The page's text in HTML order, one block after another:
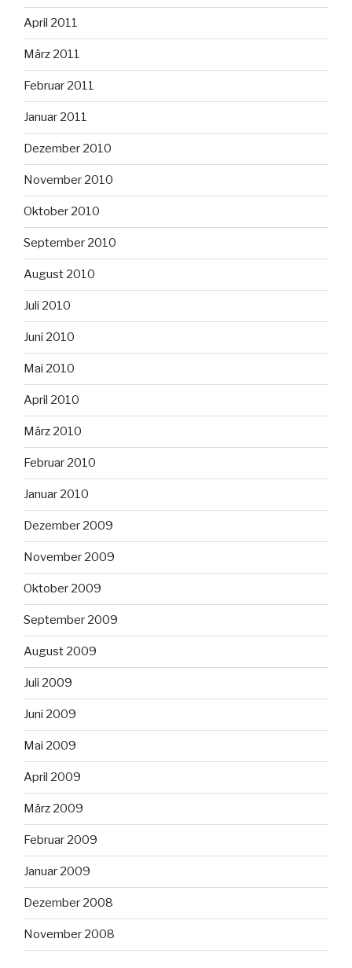
April 2011
März 2011
Februar 2011
Januar 2011
Dezember 2010
November 2010
Oktober 2010
September 2010
August 2010
Juli 2010
Juni 2010
Mai 2010
April 2010
März 2010
Februar 2010
Januar 2010
Dezember 2009
November 2009
Oktober 2009
September 2009
August 2009
Juli 2009
Juni 2009
Mai 2009
April 2009
März 2009
Februar 2009
Januar 2009
Dezember 2008
November 2008